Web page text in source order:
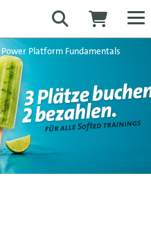
Platform Fundamentals